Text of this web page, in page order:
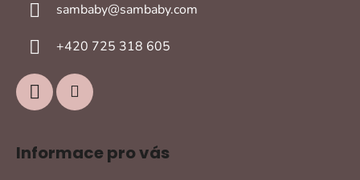
sambaby@sambaby.com
+420 725 318 605
Informace pro vás